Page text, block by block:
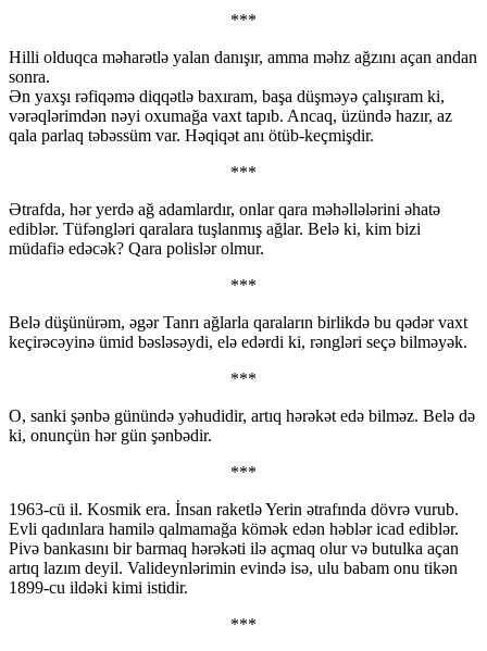
***
Hilli olduqca məharətlə yalan danışır, amma məhz ağzını açan andan
sonra.
Ən yaxşı rəfiqəmə diqqətlə baxıram, başa düşməyə çalışıram ki,
vərəqlərimdən nəyi oxumağa vaxt tapıb. Ancaq, üzündə hazır, az
qala parlaq təbəssüm var. Həqiqət anı ötüb-keçmişdir.
***
Ətrafda, hər yerdə ağ adamlardır, onlar qara məhəllələrini əhatə
ediblər. Tüfəngləri qaralara tuşlanmış ağlar. Belə ki, kim bizi
müdafiə edəcək? Qara polislər olmur.
***
Belə düşünürəm, əgər Tanrı ağlarla qaraların birlikdə bu qədər vaxt
keçirəcəyinə ümid bəsləsəydi, elə edərdi ki, rəngləri seçə bilməyək.
***
O, sanki şənbə günündə yəhudidir, artıq hərəkət edə bilməz. Belə də
ki, onunçün hər gün şənbədir.
***
1963-cü il. Kosmik era. İnsan raketlə Yerin ətrafında dövrə vurub.
Evli qadınlara hamilə qalmamağa kömək edən həblər icad ediblər.
Pivə bankasını bir barmaq hərəkəti ilə açmaq olur və butulka açan
artıq lazım deyil. Valideynlərimin evində isə, ulu babam onu tikən
1899-cu ildəki kimi istidir.
***